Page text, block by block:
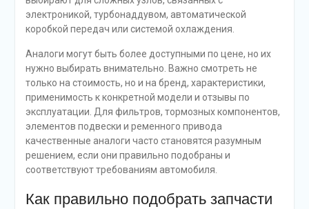
электроникой, турбонаддувом, автоматической
коробкой передач или системой охлаждения.
Аналоги могут быть более доступными по цене, но их
нужно выбирать внимательно. Важно смотреть не
только на стоимость, но и на бренд, характеристики,
применимость к конкретной модели и отзывы по
эксплуатации. Для фильтров, тормозных компонентов,
элементов подвески и ременного привода
качественные аналоги часто становятся разумным
решением, если они правильно подобраны и
соответствуют требованиям автомобиля.
Как правильно подобрать запчасти